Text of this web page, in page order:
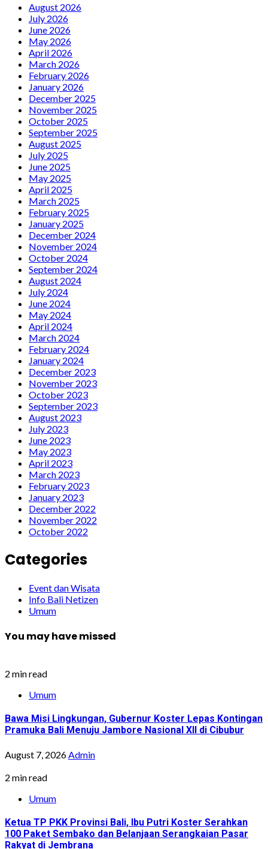
August 2026
July 2026
June 2026
May 2026
April 2026
March 2026
February 2026
January 2026
December 2025
November 2025
October 2025
September 2025
August 2025
July 2025
June 2025
May 2025
April 2025
March 2025
February 2025
January 2025
December 2024
November 2024
October 2024
September 2024
August 2024
July 2024
June 2024
May 2024
April 2024
March 2024
February 2024
January 2024
December 2023
November 2023
October 2023
September 2023
August 2023
July 2023
June 2023
May 2023
April 2023
March 2023
February 2023
January 2023
December 2022
November 2022
October 2022
Categories
Event dan Wisata
Info Bali Netizen
Umum
You may have missed
2 min read
Umum
Bawa Misi Lingkungan, Gubernur Koster Lepas Kontingan
Pramuka Bali Menuju Jambore Nasional XII di Cibubur
August 7, 2026 Admin
2 min read
Umum
Ketua TP PKK Provinsi Bali, Ibu Putri Koster Serahkan
100 Paket Sembako dan Belanjaan Serangkaian Pasar
Rakyat di Jembrana